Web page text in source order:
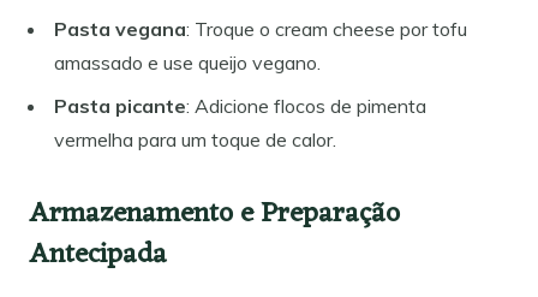
Pasta vegana: Troque o cream cheese por tofu
amassado e use queijo vegano.
Pasta picante: Adicione flocos de pimenta
vermelha para um toque de calor.
Armazenamento e Preparação
Antecipada